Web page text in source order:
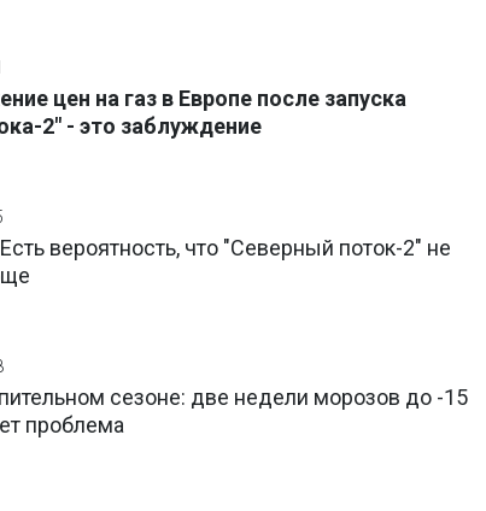
цен на газ в Европе после запуска
2" - это заблуждение
вероятность, что "Северный поток-2" не
сезоне: две недели морозов до -15
проблема